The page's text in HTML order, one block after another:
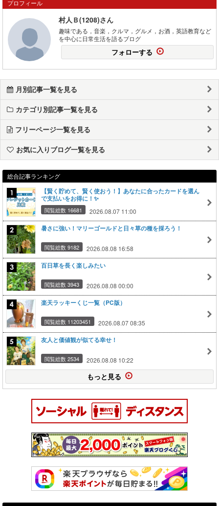
プロフィール
村人Ｂ(1208)さん
趣味である，音楽，クルマ，グルメ，お酒，英語教育など
を中心に日常生活を語るブログ
フォローする
月別記事一覧を見る
カテゴリ別記事一覧を見る
フリーページ一覧を見る
お気に入りブログ一覧を見る
総合記事ランキング
【賢く貯めて、賢く使おう！】あなたに合ったカードを選ん
で支払いをお得に！✨
閲覧総数 16681 2026.08.07 11:00
暑さに強い！マリーゴールドと日々草の種を採ろう！
閲覧総数 9182 2026.08.08 16:58
百日草を長く楽しみたい
閲覧総数 3943 2026.08.08 00:00
楽天ラッキーくじ一覧（PC版）
閲覧総数 11203451 2026.08.07 08:35
友人と価値観が似てる幸せ！
閲覧総数 2534 2026.08.08 10:22
もっと見る